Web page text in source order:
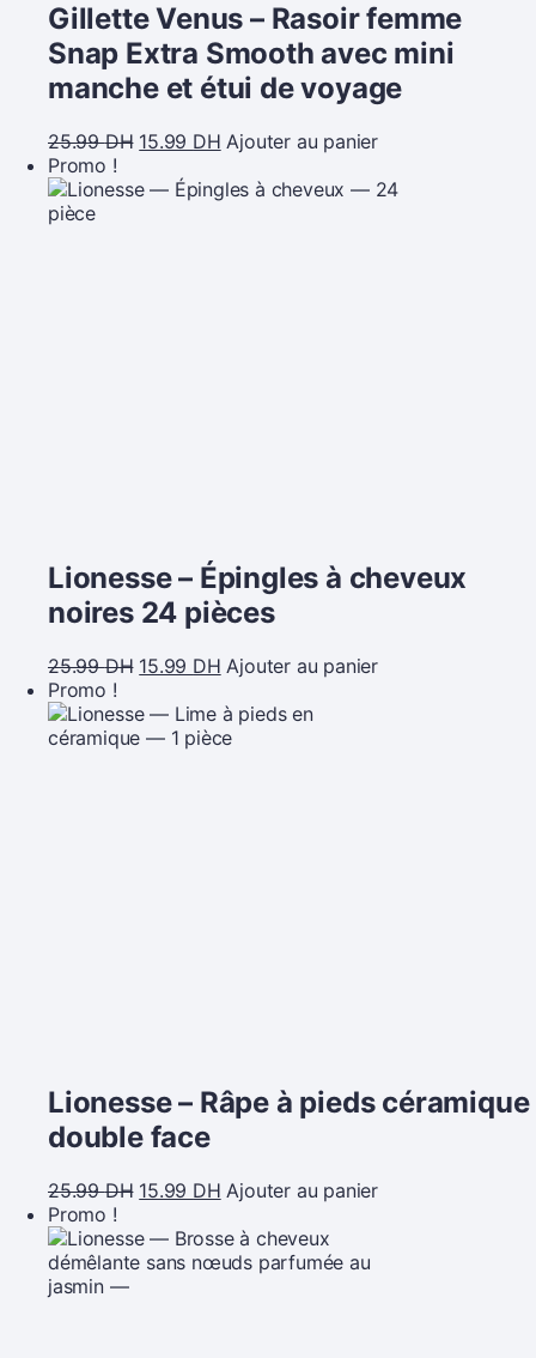
Gillette Venus – Rasoir femme
Snap Extra Smooth avec mini
manche et étui de voyage
25.99DH 15.99 DH Ajouter au panier
Promo !
Lionesse – Épingles à cheveux
noires 24 pièces
25.99DH 15.99 DH Ajouter au panier
Promo !
Lionesse – Râpe à pieds céramique
double face
25.99DH 15.99 DH Ajouter au panier
Promo !